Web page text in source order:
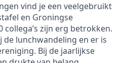
vind je een veelgebruikt
en Groningse
collega’s zijn erg betrokken.
de lunchwandeling en er is
Bij de jaarlijkse